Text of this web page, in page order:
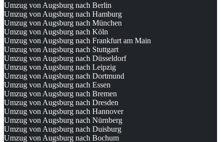
Umzug von Augsburg nach Berlin
Umzug von Augsburg nach Hamburg
Umzug von Augsburg nach München
Umzug von Augsburg nach Köln
Umzug von Augsburg nach Frankfurt am Main
Umzug von Augsburg nach Stuttgart
Umzug von Augsburg nach Düsseldorf
Umzug von Augsburg nach Leipzig
Umzug von Augsburg nach Dortmund
Umzug von Augsburg nach Essen
Umzug von Augsburg nach Bremen
Umzug von Augsburg nach Dresden
Umzug von Augsburg nach Hannover
Umzug von Augsburg nach Nürnberg
Umzug von Augsburg nach Duisburg
Umzug von Augsburg nach Bochum